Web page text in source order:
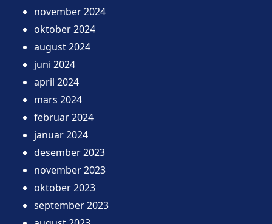
november 2024
oktober 2024
august 2024
juni 2024
april 2024
mars 2024
februar 2024
januar 2024
desember 2023
november 2023
oktober 2023
september 2023